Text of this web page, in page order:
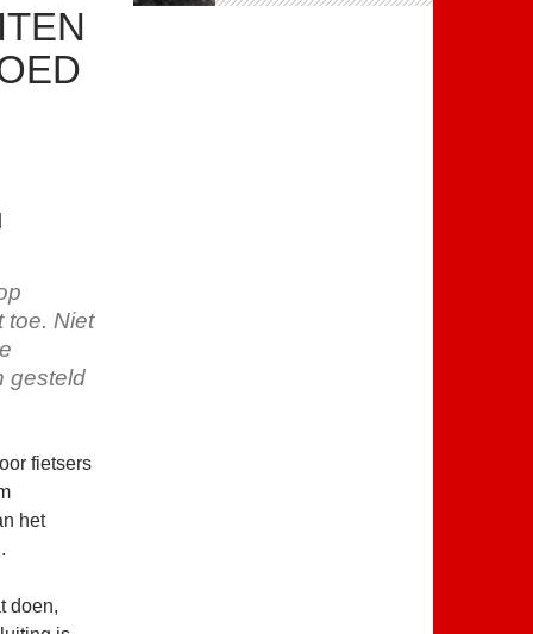
toe. Niet
gesteld
fietsers
het
doen,